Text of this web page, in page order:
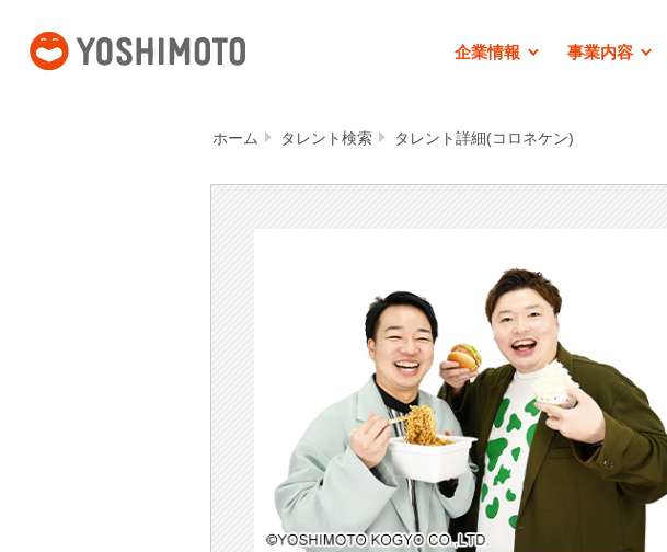
企業情報 事業内容
ホーム タレント検索 タレント詳細(コロネケン)